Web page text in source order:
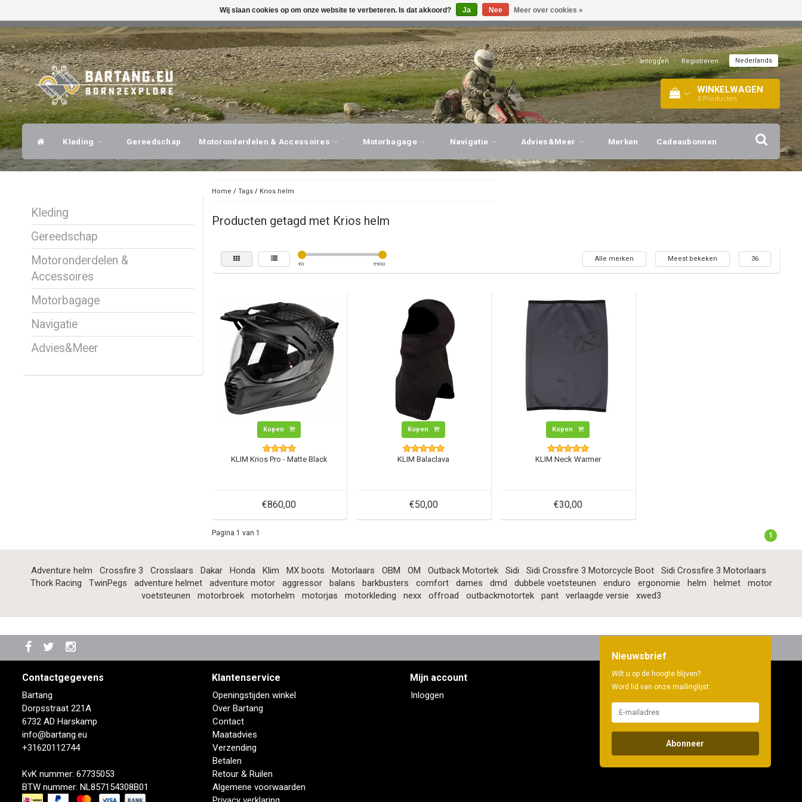
DESKUNDIG ADVIES, PERSOONLIJKE SERVICE! BEZOEK ONZE WINKEL!
Inloggen | Registreren Nederlands
WINKELWAGEN
0 Producten
Kleding Gereedschap Motoronderdelen & Accessoires Motorbagage Navigatie Advies&Meer Merken Cadeaubonnen
Kleding
Gereedschap
Motoronderdelen &
Accessoires
Motorbagage
Navigatie
Advies&Meer
Home / Tags/ Krios helm
Producten getagd met Krios helm
€0 €900
Alle merken Meest bekeken 36
Kopen
KLIM Krios Pro - Matte Black
€860,00
Kopen
KLIM Balaclava
€50,00
Kopen
KLIM Neck Warmer
€30,00
Pagina 1 van 1 1
Adventure helm Crossfire 3 Crosslaars Dakar Honda Klim MX boots Motorlaars OBM OM Outback Motortek Sidi Sidi Crossfire 3 Motorcycle Boot
Sidi Crossfire 3 Motorlaars
Thork Racing
TwinPegs adventure helmet adventure motor aggressor balans barkbusters comfort dames dmd dubbele voetsteunen enduro ergonomie helm helmet
motor
voetsteunen
motorbroek motorhelm motorjas motorkleding nexx offroad outbackmotortek pant verlaagde versie xwed3
Contactgegevens
Bartang
Dorpsstraat 221A
6732 AD Harskamp
info@bartang.eu
+31620112744
KvK nummer: 67735053
BTW nummer: NL857154308B01
Klantenservice
Openingstijden winkel
Over Bartang
Contact
Maatadvies
Verzending
Betalen
Retour & Ruilen
Algemene voorwaarden
Mijn account
Inloggen
Nieuwsbrief
Wilt u op de hoogte blijven?
Word lid van onze mailinglijst:
Abonneer
Wij slaan cookies op om onze website te verbeteren. Is dat akkoord? Ja Nee Meer over cookies »